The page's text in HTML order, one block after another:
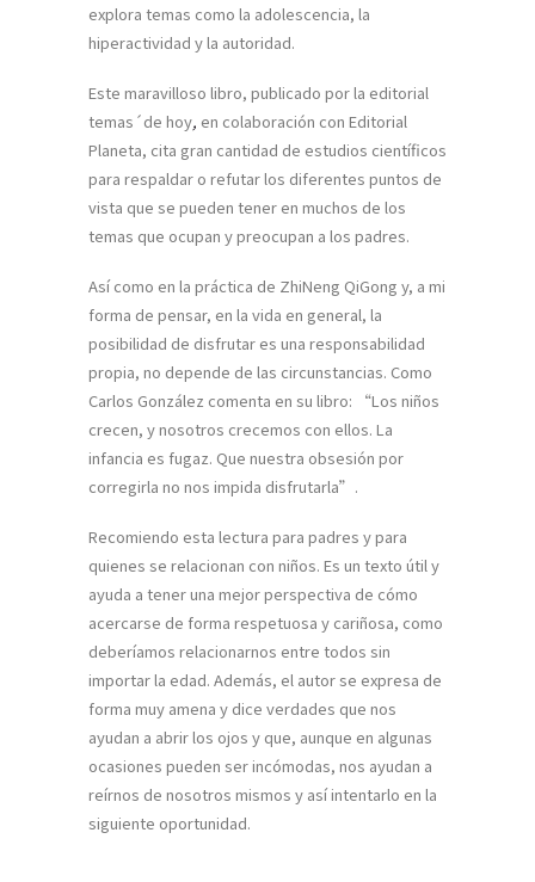
explora temas como la adolescencia, la
hiperactividad y la autoridad.
Este maravilloso libro, publicado por la editorial
temas´de hoy, en colaboración con Editorial
Planeta, cita gran cantidad de estudios científicos
para respaldar o refutar los diferentes puntos de
vista que se pueden tener en muchos de los
temas que ocupan y preocupan a los padres.
Así como en la práctica de ZhiNeng QiGong y, a mi
forma de pensar, en la vida en general, la
posibilidad de disfrutar es una responsabilidad
propia, no depende de las circunstancias. Como
Carlos González comenta en su libro: “Los niños
crecen, y nosotros crecemos con ellos. La
infancia es fugaz. Que nuestra obsesión por
corregirla no nos impida disfrutarla”.
Recomiendo esta lectura para padres y para
quienes se relacionan con niños. Es un texto útil y
ayuda a tener una mejor perspectiva de cómo
acercarse de forma respetuosa y cariñosa, como
deberíamos relacionarnos entre todos sin
importar la edad. Además, el autor se expresa de
forma muy amena y dice verdades que nos
ayudan a abrir los ojos y que, aunque en algunas
ocasiones pueden ser incómodas, nos ayudan a
reírnos de nosotros mismos y así intentarlo en la
siguiente oportunidad.